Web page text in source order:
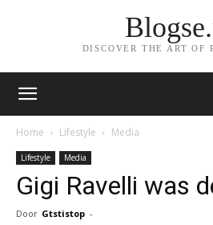
DISCOVER THE ART OF
Home Lifestyle Media
Lifestyle Media
Gigi Ravelli was
Door Gtstistop -